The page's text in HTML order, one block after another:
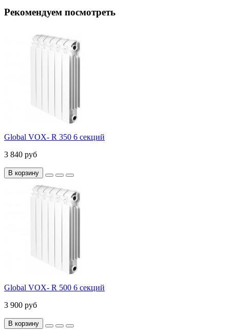
Рекомендуем посмотреть
Global VOX- R 350 6 секций
3 840 руб
В корзину
Global VOX- R 500 6 секций
3 900 руб
В корзину